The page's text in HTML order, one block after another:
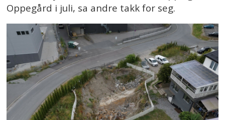
Oppegård i juli, sa andre takk for seg.